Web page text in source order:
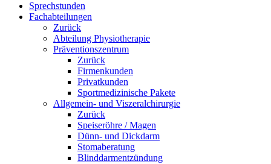
Sprechstunden
Fachabteilungen
Zurück
Abteilung Physiotherapie
Präventionszentrum
Zurück
Firmenkunden
Privatkunden
Sportmedizinische Pakete
Allgemein- und Viszeralchirurgie
Zurück
Speiseröhre / Magen
Dünn- und Dickdarm
Stomaberatung
Blinddarmentzündung